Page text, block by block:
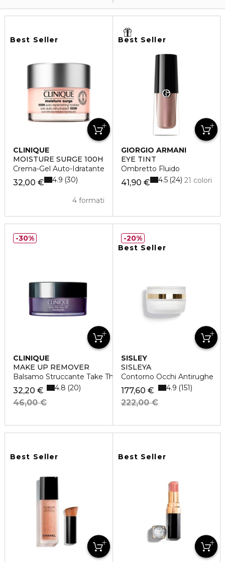
Best Seller
CLINIQUE
MOISTURE SURGE 100H
Crema-Gel Auto-Idratante
32,00 €
4 formati
4.9 30
Best Seller
GIORGIO ARMANI
EYE TINT
Ombretto Fluido
41,90 € 21 colori
4.5 24
CLINIQUE
MAKE UP REMOVER
Balsamo Struccante Take The Day Off
32,20 €
46,00 €
4.8 20
30%
Best Seller
SISLEY
SISLEYA
Contorno Occhi Antirughe
177,60 €
222,00 €
4.9 151
20%
Best Seller Best Seller